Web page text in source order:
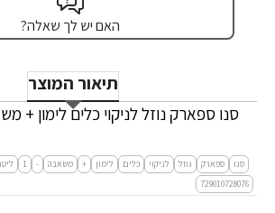
האם יש לך שאלה?
תיאור המוצר
סנו ספארק נוזל לניקוי כלים לימון + משאבה
סנו ספארק נוזל לניקוי כלים לימון + משאבה -
1
729010728076